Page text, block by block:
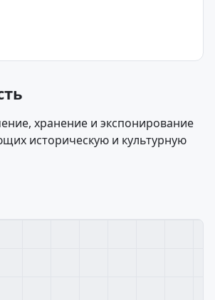
хранение и экспонирование
историческую и культурную